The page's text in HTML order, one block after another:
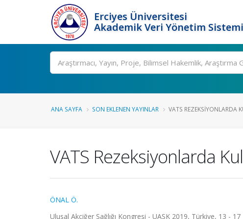
Erciyes Üniversitesi
Akademik Veri Yönetim Sistemi
Ara
ANA SAYFA SON EKLENEN YAYINLAR VATS REZEKSIYONLARDA
VATS Rezeksiyonlarda
ÖNAL Ö.
Ulusal Akciğer Sağlığı Kongresi - UASK 2019, Türkiye, 13 -